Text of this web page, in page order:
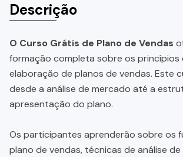
Descrição
O Curso Grátis de Plano de Vendas
formação completa sobre os princípios
elaboração de planos de vendas. Este
desde a análise de mercado até a
apresentação do plano.
Os participantes aprenderão sobre os
plano de vendas, técnicas de análise